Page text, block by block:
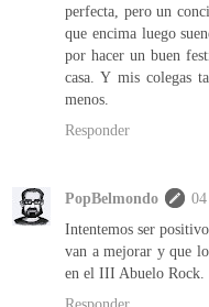
perfecta, pero un
que encima luego
por hacer un buen
casa. Y mis colegas
menos.
Responder
PopBelmondo
Intentemos ser
van a mejorar y que
en el III Abuelo Rock.
Responder